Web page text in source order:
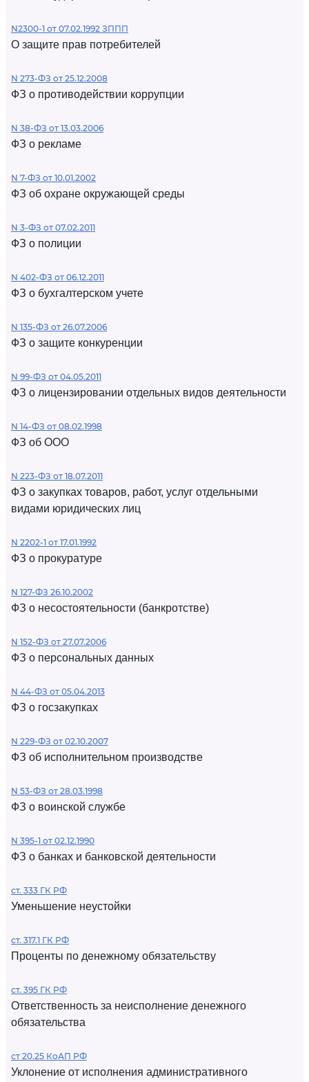
N2300-1 от 07.02.1992 ЗППП
О защите прав потребителей
N 273-ФЗ от 25.12.2008
ФЗ о противодействии коррупции
N 38-ФЗ от 13.03.2006
ФЗ о рекламе
N 7-ФЗ от 10.01.2002
ФЗ об охране окружающей среды
N 3-ФЗ от 07.02.2011
ФЗ о полиции
N 402-ФЗ от 06.12.2011
ФЗ о бухгалтерском учете
N 135-ФЗ от 26.07.2006
ФЗ о защите конкуренции
N 99-ФЗ от 04.05.2011
ФЗ о лицензировании отдельных видов деятельности
N 14-ФЗ от 08.02.1998
ФЗ об ООО
N 223-ФЗ от 18.07.2011
ФЗ о закупках товаров, работ, услуг отдельными
видами юридических лиц
N 2202-1 от 17.01.1992
ФЗ о прокуратуре
N 127-ФЗ 26.10.2002
ФЗ о несостоятельности (банкротстве)
N 152-ФЗ от 27.07.2006
ФЗ о персональных данных
N 44-ФЗ от 05.04.2013
ФЗ о госзакупках
N 229-ФЗ от 02.10.2007
ФЗ об исполнительном производстве
N 53-ФЗ от 28.03.1998
ФЗ о воинской службе
N 395-1 от 02.12.1990
ФЗ о банках и банковской деятельности
ст. 333 ГК РФ
Уменьшение неустойки
ст. 317.1 ГК РФ
Проценты по денежному обязательству
ст. 395 ГК РФ
Ответственность за неисполнение денежного
обязательства
ст 20.25 КоАП РФ
Уклонение от исполнения административного